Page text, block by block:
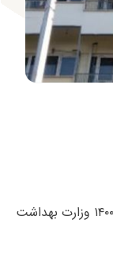
مهلت مجدد ثبت نام آزمون کارشناسی ارشد ۱۴۰۰ وزارت بهداشت